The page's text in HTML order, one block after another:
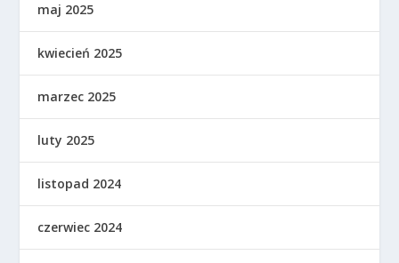
maj 2025
kwiecień 2025
marzec 2025
luty 2025
listopad 2024
czerwiec 2024